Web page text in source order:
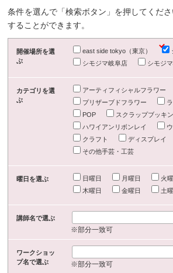
条件を選んで「検索ボタン」を押してくだ
することができます。
開催場所を選
ぶ
east side tokyo（東京）
シモジマ岐阜店
シモジ
カテゴリを選
ぶ
アーティフィシャルフラワー
プリザーブドフラワー
POP
スクラップブッキ
ハワイアンリボンレイ
クラフト
ディスプレイ
その他手芸・工芸
曜日を選ぶ 日曜日 月曜日 火
木曜日
金曜日 土
講師名で選ぶ
※部分一致可
ワークショッ
プ名で選ぶ
※部分一致可